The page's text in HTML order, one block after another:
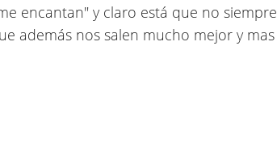
encantan" y claro está que no
además nos salen mucho mejor y mas